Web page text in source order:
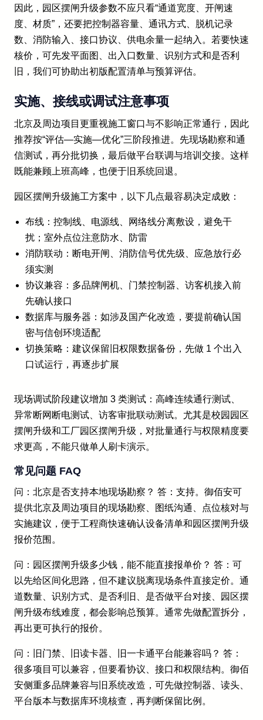
因此，园区摆闸升级参数不应只看“通道宽度、开闸速
度、材质”，还要把控制器容量、通讯方式、脱机记录
数、消防输入、接口协议、供电余量一起纳入。若要快速
核价，可先发平面图、出入口数量、识别方式和是否利
旧，我们可协助出初版配置清单与预算评估。
实施、接线或调试注意事项
北京及周边项目更重视施工窗口与不影响正常通行，因此
推荐按“评估—实施—优化”三阶段推进。先现场勘察和通
信测试，再分批切换，最后做平台联调与培训交接。这样
既能兼顾上班高峰，也便于旧系统回退。
园区摆闸升级施工方案中，以下几点最容易决定成败：
布线：控制线、电源线、网络线分离敷设，避免干
扰；室外点位注意防水、防雷
消防联动：断电开闸、消防信号优先级、应急放行必
须实测
协议兼容：多品牌闸机、门禁控制器、访客机接入前
先确认接口
数据库与服务器：如涉及国产化改造，要提前确认国
密与信创环境适配
切换策略：建议保留旧权限数据备份，先做 1 个出入
口试运行，再逐步扩展
现场调试阶段建议增加 3 类测试：高峰连续通行测试、
异常断网断电测试、访客审批联动测试。尤其是校园园区
摆闸升级和工厂园区摆闸升级，对批量通行与权限精度要
求更高，不能只做单人刷卡演示。
常见问题 FAQ
问：北京是否支持本地现场勘察？ 答：支持。御佰安可
提供北京及周边项目的现场勘察、图纸沟通、点位核对与
实施建议，便于工程商快速确认设备清单和园区摆闸升级
报价范围。
问：园区摆闸升级多少钱，能不能直接报单价？ 答：可
以先给区间化思路，但不建议脱离现场条件直接定价。通
道数量、识别方式、是否利旧、是否做平台对接、园区摆
闸升级布线难度，都会影响总预算。通常先做配置拆分，
再出更可执行的报价。
问：旧门禁、旧读卡器、旧一卡通平台能兼容吗？ 答：
很多项目可以兼容，但要看协议、接口和权限结构。御佰
安侧重多品牌兼容与旧系统改造，可先做控制器、读头、
平台版本与数据库环境核查，再判断保留比例。